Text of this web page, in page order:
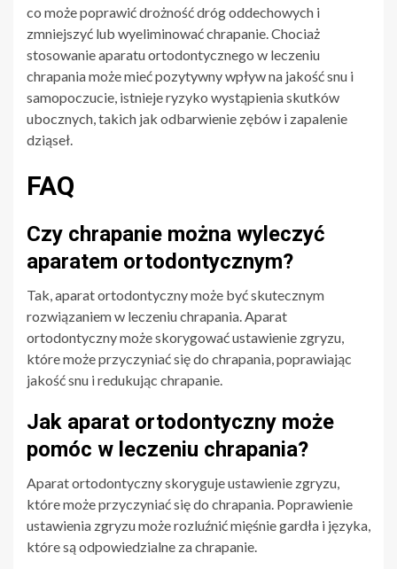
co może poprawić drożność dróg oddechowych i
zmniejszyć lub wyeliminować chrapanie. Chociaż
stosowanie aparatu ortodontycznego w leczeniu
chrapania może mieć pozytywny wpływ na jakość snu i
samopoczucie, istnieje ryzyko wystąpienia skutków
ubocznych, takich jak odbarwienie zębów i zapalenie
dziąseł.
FAQ
Czy chrapanie można wyleczyć
aparatem ortodontycznym?
Tak, aparat ortodontyczny może być skutecznym
rozwiązaniem w leczeniu chrapania. Aparat
ortodontyczny może skorygować ustawienie zgryzu,
które może przyczyniać się do chrapania, poprawiając
jakość snu i redukując chrapanie.
Jak aparat ortodontyczny może
pomóc w leczeniu chrapania?
Aparat ortodontyczny skoryguje ustawienie zgryzu,
które może przyczyniać się do chrapania. Poprawienie
ustawienia zgryzu może rozluźnić mięśnie gardła i języka,
które są odpowiedzialne za chrapanie.